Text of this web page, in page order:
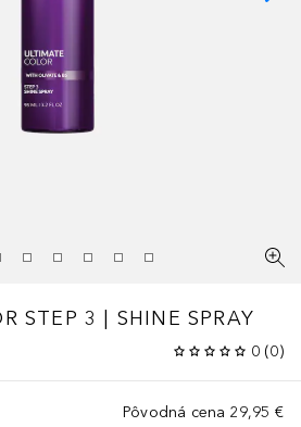
STEP 3 | SHINE SPRAY
0 (0)
Pôvodná cena 29,95 €